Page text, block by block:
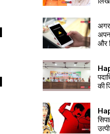
और
की